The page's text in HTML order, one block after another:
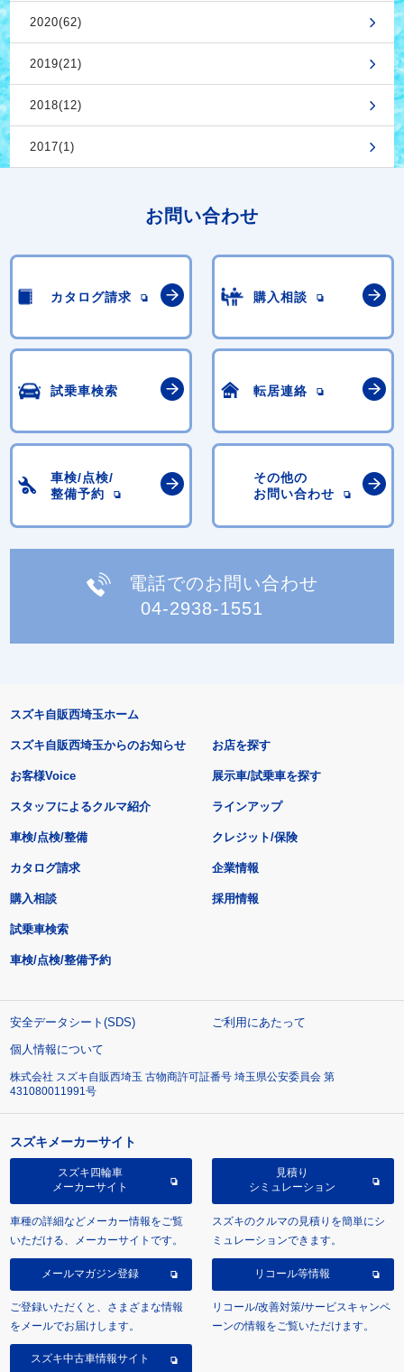
2020(62)
2019(21)
2018(12)
2017(1)
お問い合わせ
カタログ請求 購入相談
試乗車検索 転居連絡
車検/点検/
整備予約
その他の
お問い合わせ
電話でのお問い合わせ
04-2938-1551
スズキ自販西埼玉ホーム
スズキ自販西埼玉からのお知らせ
お客様Voice
スタッフによるクルマ紹介
お店を探す
展示車/試乗車を探す
ラインアップ
車検/点検/整備 クレジット/保険
カタログ請求
購入相談
試乗車検索
車検/点検/整備予約
企業情報
採用情報
安全データシート(SDS)
ご利用にあたって
個人情報について
株式会社 スズキ自販西埼玉 古物商許可証番号 埼玉県公安委員会 第
431080011991号
スズキメーカーサイト
スズキ四輪車
メーカーサイト
車種の詳細などメーカー情報をご覧
いただける、メーカーサイトです。
見積り
シミュレーション
スズキのクルマの見積りを簡単にシ
ミュレーションできます。
メールマガジン登録
ご登録いただくと、さまざまな情報
をメールでお届けします。
リコール等情報
リコール/改善対策/サービスキャンペ
ーンの情報をご覧いただけます。
スズキ中古車情報サイト